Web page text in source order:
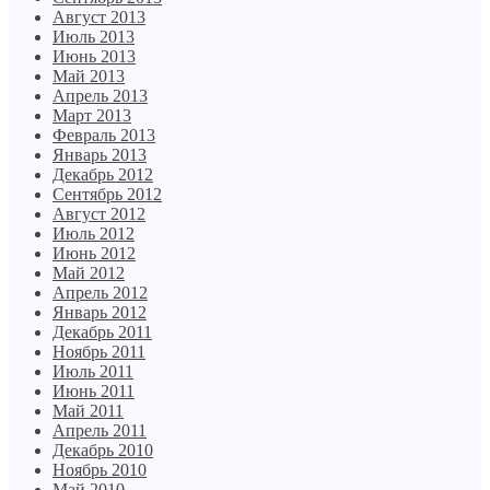
Август 2013
Июль 2013
Июнь 2013
Май 2013
Апрель 2013
Март 2013
Февраль 2013
Январь 2013
Декабрь 2012
Сентябрь 2012
Август 2012
Июль 2012
Июнь 2012
Май 2012
Апрель 2012
Январь 2012
Декабрь 2011
Ноябрь 2011
Июль 2011
Июнь 2011
Май 2011
Апрель 2011
Декабрь 2010
Ноябрь 2010